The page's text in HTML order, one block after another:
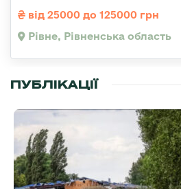
від 25000 до 125000 грн
Рівне, Рівненська область
ПУБЛІКАЦІЇ